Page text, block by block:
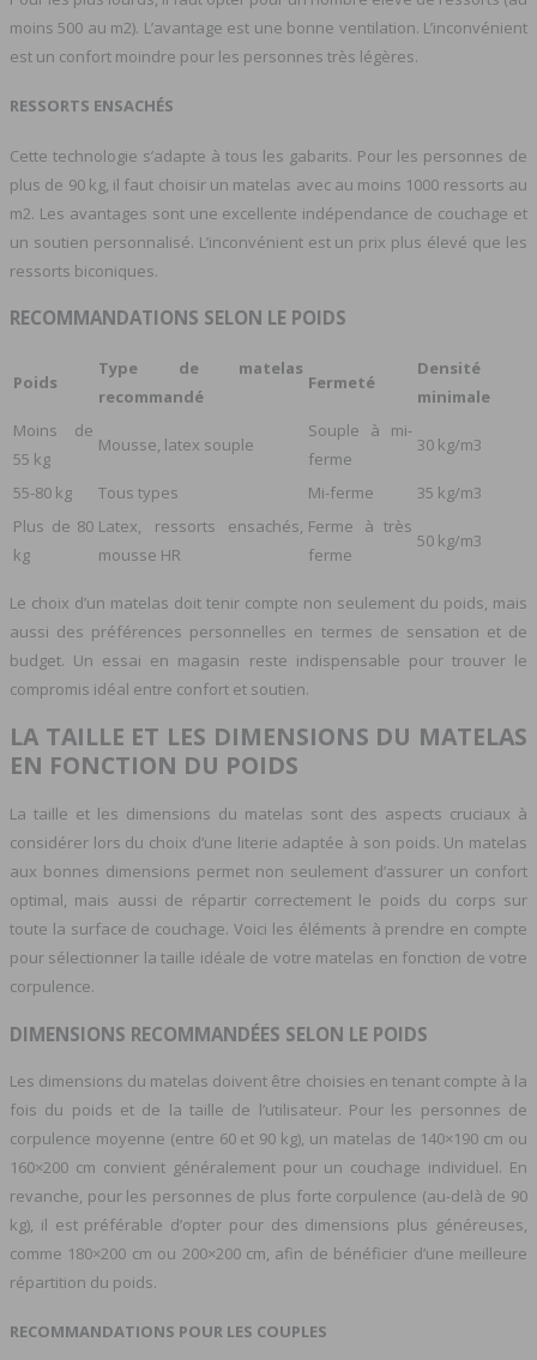
moins 500 au m2). L’avantage est une bonne ventilation. L’inconvénient
est un confort moindre pour les personnes très légères.
RESSORTS ENSACHÉS
Cette technologie s’adapte à tous les gabarits. Pour les personnes de
plus de 90 kg, il faut choisir un matelas avec au moins 1000 ressorts au
m2. Les avantages sont une excellente indépendance de couchage et
un soutien personnalisé. L’inconvénient est un prix plus élevé que les
ressorts biconiques.
RECOMMANDATIONS SELON LE POIDS
Poids
Type de matelas
recommandé
Fermeté
Densité
minimale
Moins de
55 kg
Mousse, latex souple
Souple à mi-
ferme
30 kg/m3
55-80 kg Tous types Mi-ferme
35 kg/m3
Plus de 80
kg
Latex, ressorts ensachés,
mousse HR
Ferme à très
ferme
50 kg/m3
Le choix d’un matelas doit tenir compte non seulement du poids, mais
aussi des préférences personnelles en termes de sensation et de
budget. Un essai en magasin reste indispensable pour trouver le
compromis idéal entre confort et soutien.
LA TAILLE ET LES DIMENSIONS DU MATELAS
EN FONCTION DU POIDS
La taille et les dimensions du matelas sont des aspects cruciaux à
considérer lors du choix d’une literie adaptée à son poids. Un matelas
aux bonnes dimensions permet non seulement d’assurer un confort
optimal, mais aussi de répartir correctement le poids du corps sur
toute la surface de couchage. Voici les éléments à prendre en compte
pour sélectionner la taille idéale de votre matelas en fonction de votre
corpulence.
DIMENSIONS RECOMMANDÉES SELON LE POIDS
Les dimensions du matelas doivent être choisies en tenant compte à la
fois du poids et de la taille de l’utilisateur. Pour les personnes de
corpulence moyenne (entre 60 et 90 kg), un matelas de 140×190 cm ou
160×200 cm convient généralement pour un couchage individuel. En
revanche, pour les personnes de plus forte corpulence (au-delà de 90
kg), il est préférable d’opter pour des dimensions plus généreuses,
comme 180×200 cm ou 200×200 cm, afin de bénéficier d’une meilleure
répartition du poids.
RECOMMANDATIONS POUR LES COUPLES